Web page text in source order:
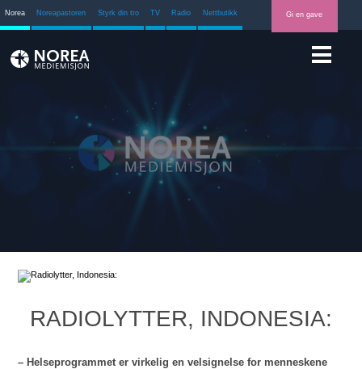
Norea Noreapastoren Styrk din tro TV Radio Nettbutikk Gi en gave
RADIOLYTTER, INDONESIA:
– Helseprogrammet er virkelig en velsignelse for menneskene